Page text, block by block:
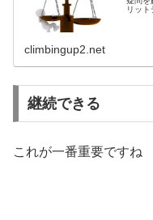
リッ
climbingup2.net
継続できる
これが一番重要ですね